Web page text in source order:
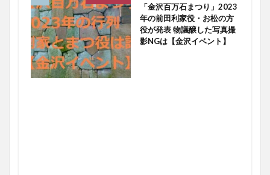
「金沢百万石まつり」2023
年の前田利家役・お松の方
役が発表 物議醸した写真撮
影NGは【金沢イベント】